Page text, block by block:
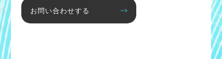
お問い合わせする